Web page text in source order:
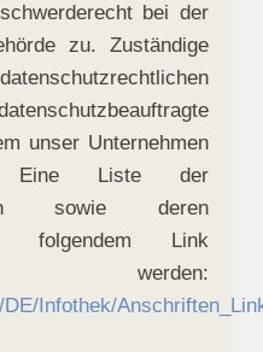
bei der
zu. Zuständige
unser Unternehmen
Eine Liste der
sowie deren
folgendem Link
werden:
Infothek/